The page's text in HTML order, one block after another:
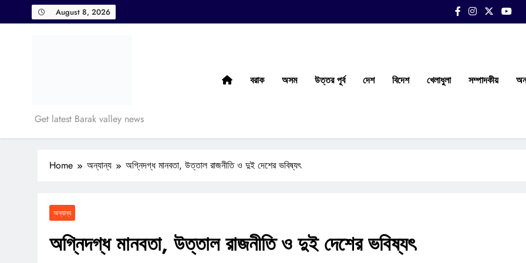
to
August 8, 2026
Barak Taranga
Get latest Barak valley news
বরাক অসম উত্তর পূর্ব দেশ বিদেশ খেলাধুলা সম্পাদকীয়
Home অন্যান্য অগ্নিদগ্ধ মানবতা, উত্তাল রাজনীতি ও দুই দেশের ভবিষ্যৎ
অন্যান্য
অগ্নিদগ্ধ মানবতা, উত্তাল রাজনীতি ও দুই দেশের ভবিষ্যৎ